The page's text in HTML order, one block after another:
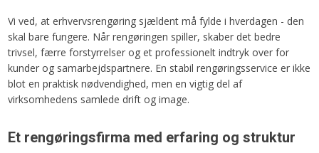
Vi ved, at erhvervsrengøring sjældent må fylde i hverdagen - den
skal bare fungere. Når rengøringen spiller, skaber det bedre
trivsel, færre forstyrrelser og et professionelt indtryk over for
kunder og samarbejdspartnere. En stabil rengøringsservice er ikke
blot en praktisk nødvendighed, men en vigtig del af
virksomhedens samlede drift og image.
Et rengøringsfirma med erfaring og struktur